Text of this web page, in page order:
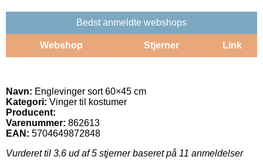
Bedst anmeldte webshops
Webshop Stjerner Link
Navn: Englevinger sort 60×45 cm
Kategori: Vinger til kostumer
Producent:
Varenummer: 862613
EAN: 5704649872848
Vurderet til 3.6 ud af 5 stjerner baseret på 11 anmeldelser